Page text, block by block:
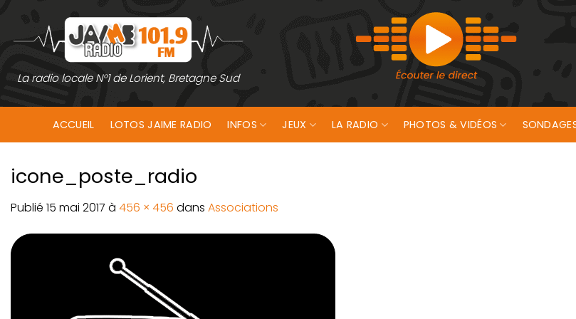
contenu
La radio locale N°1 de Lorient, Bretagne Sud
ACCUEIL LOTOS JAIME RADIO INFOS JEUX LA RADIO PHOTOS & VIDÉOS
icone_poste_radio
Publié 15 mai 2017 à 456 × 456 dans Associations